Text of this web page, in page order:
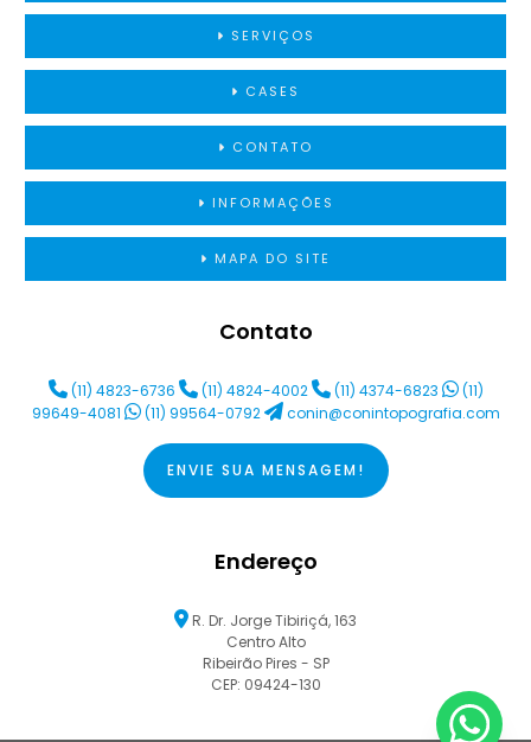
SERVIÇOS
CASES
CONTATO
INFORMAÇÕES
MAPA DO SITE
Contato
(11) 4823-6736 (11) 4824-4002 (11) 4374-6823
(11)
99649-4081
(11) 99564-0792 conin@conintopografia.com
ENVIE SUA MENSAGEM!
Endereço
R. Dr. Jorge Tibiriçá, 163
Centro Alto
Ribeirão Pires - SP
CEP: 09424-130